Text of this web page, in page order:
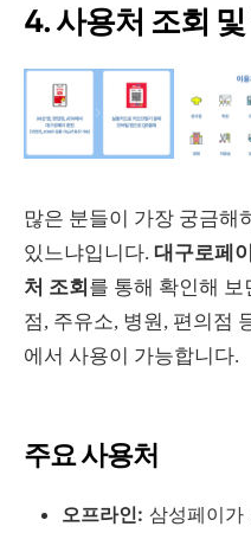
4. 사용처 조회
많은 분들이 가장 궁금해
있느냐입니다. 대구로페
처 조회 를 통해 확인해 보
점, 주유소, 병원, 편의점
에서 사용이 가능합니다.
주요 사용처
오프라인: 삼성페이